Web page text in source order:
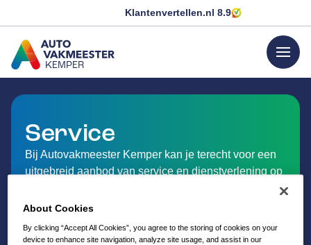
Klantenvertellen.nl 8.9
KEMPER
GA NAAR DE HOMEPAGINA
menu
Service
Bij Autovakmeester Kemper kan je terecht voor een
uitgebreid aanbod van service en dienstverlening op
About Cookies
By clicking “Accept All Cookies”, you agree to the storing of cookies on your
device to enhance site navigation, analyze site usage, and assist in our